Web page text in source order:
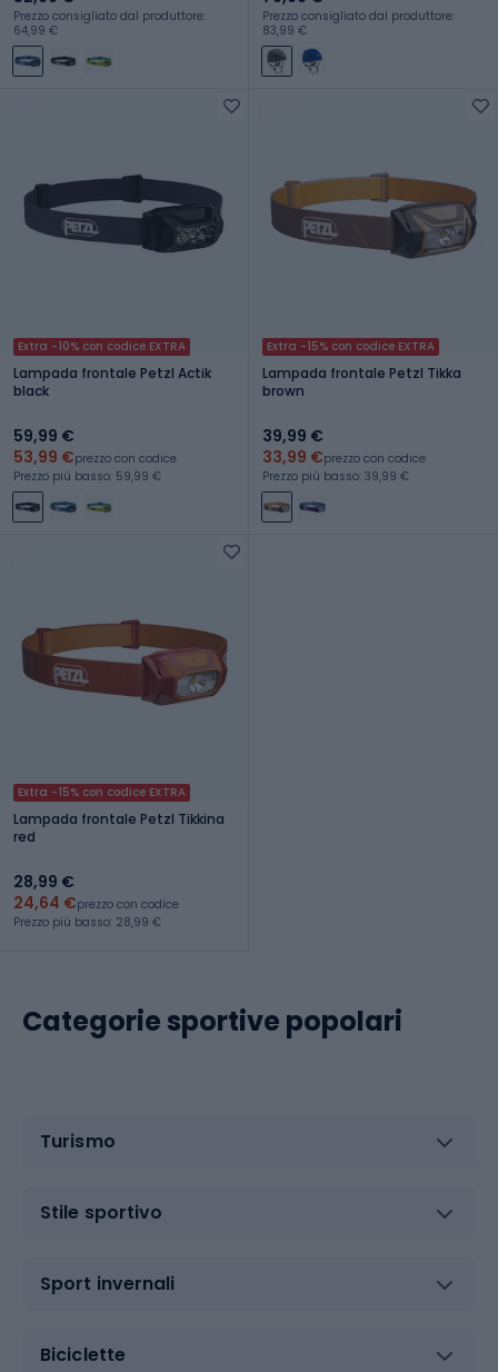
Prezzo consigliato dal produttore:
64,99 €
Prezzo consigliato dal produttore:
83,99 €
Extra -10% con codice EXTRA
Lampada frontale Petzl Actik
black
59,99 €
53,99 €prezzo con codice
Prezzo più basso: 59,99 €
Extra -15% con codice EXTRA
Lampada frontale Petzl Tikka
brown
39,99 €
33,99 €prezzo con codice
Prezzo più basso: 39,99 €
Extra -15% con codice EXTRA
Lampada frontale Petzl Tikkina
red
28,99 €
24,64 €prezzo con codice
Prezzo più basso: 28,99 €
Categorie sportive popolari
Turismo
Stile sportivo
Sport invernali
Biciclette